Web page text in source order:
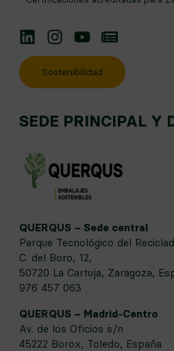
LinkedinInstagramYouTubeNoticias
Sostenibilidad
SEDE PRINCIPAL Y
QUERQUS – Sede central
Parque Tecnológico del
C. del Boro, 12,
50720 La Cartuja, Zaragoza,
976 457 063
QUERQUS – Madrid-Centro
Av. de los Oficios s/n
45222 Borox, Toledo, España